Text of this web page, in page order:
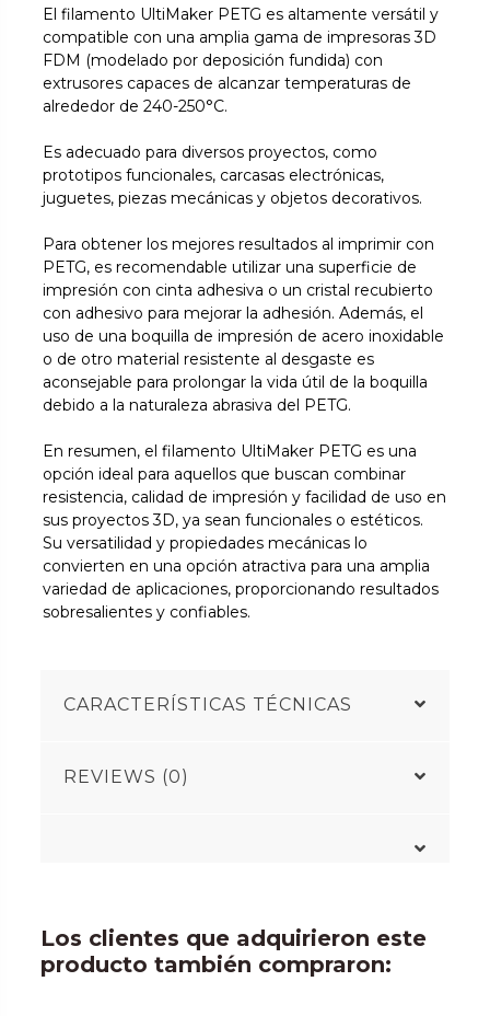
El filamento UltiMaker PETG es altamente versátil y
compatible con una amplia gama de impresoras 3D
FDM (modelado por deposición fundida) con
extrusores capaces de alcanzar temperaturas de
alrededor de 240-250°C.
Es adecuado para diversos proyectos, como
prototipos funcionales, carcasas electrónicas,
juguetes, piezas mecánicas y objetos decorativos.
Para obtener los mejores resultados al imprimir con
PETG, es recomendable utilizar una superficie de
impresión con cinta adhesiva o un cristal recubierto
con adhesivo para mejorar la adhesión. Además, el
uso de una boquilla de impresión de acero inoxidable
o de otro material resistente al desgaste es
aconsejable para prolongar la vida útil de la boquilla
debido a la naturaleza abrasiva del PETG.
En resumen, el filamento UltiMaker PETG es una
opción ideal para aquellos que buscan combinar
resistencia, calidad de impresión y facilidad de uso en
sus proyectos 3D, ya sean funcionales o estéticos.
Su versatilidad y propiedades mecánicas lo
convierten en una opción atractiva para una amplia
variedad de aplicaciones, proporcionando resultados
sobresalientes y confiables.
CARACTERÍSTICAS TÉCNICAS
REVIEWS (0)
Los clientes que adquirieron este
producto también compraron: